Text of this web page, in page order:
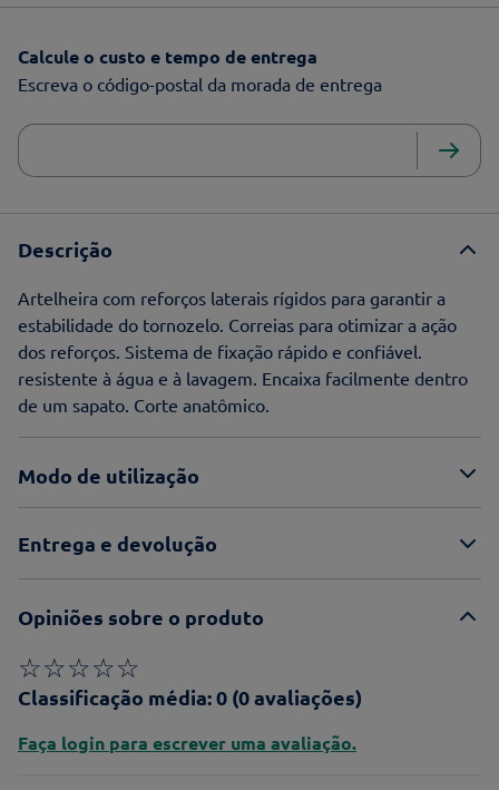
Calcule o custo e tempo de entrega
Escreva o código-postal da morada de entrega
Descrição
Artelheira com reforços laterais rígidos para garantir a
estabilidade do tornozelo. Correias para otimizar a ação
dos reforços. Sistema de fixação rápido e confiável.
resistente à água e à lavagem. Encaixa facilmente dentro
de um sapato. Corte anatômico.
Modo de utilização
Entrega e devolução
Opiniões sobre o produto
☆☆☆☆☆
Classificação média: 0 (0 avaliações)
Faça login para escrever uma avaliação.